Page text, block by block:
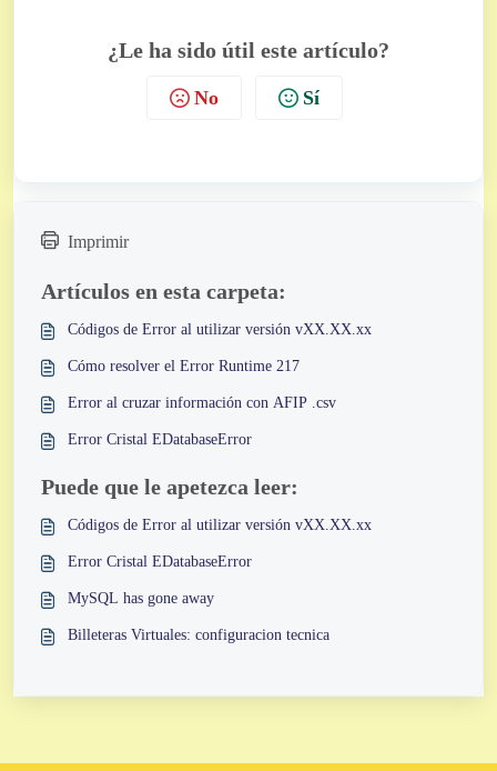
¿Le ha sido útil este artículo?
No Sí
Imprimir
Artículos en esta carpeta:
Códigos de Error al utilizar versión vXX.XX.xx
Cómo resolver el Error Runtime 217
Error al cruzar información con AFIP .csv
Error Cristal EDatabaseError
Puede que le apetezca leer:
Códigos de Error al utilizar versión vXX.XX.xx
Error Cristal EDatabaseError
MySQL has gone away
Billeteras Virtuales: configuracion tecnica